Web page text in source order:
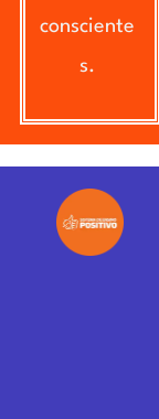
consciente
s.